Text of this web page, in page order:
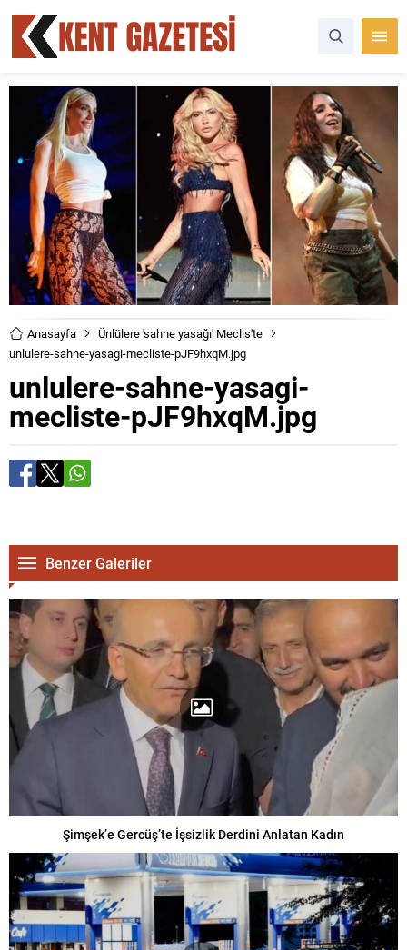
Anasayfa
Ünlülere 'sahne yasağı' Meclis'te
unlulere-sahne-yasagi-mecliste-pJF9hxqM.jpg
unlulere-sahne-yasagi-
mecliste-pJF9hxqM.jpg
Benzer Galeriler
Şimşek’e Gercüş’te İşsizlik Derdini Anlatan Kadın